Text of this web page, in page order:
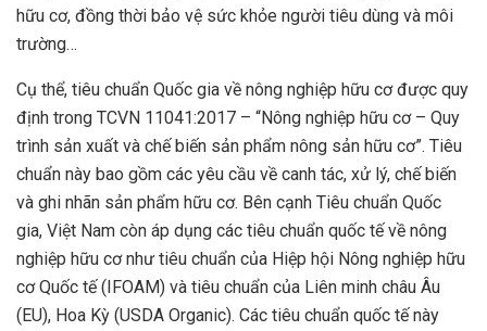
hữu cơ, đồng thời bảo vệ sức khỏe người tiêu dùng và môi
trường…
Cụ thể, tiêu chuẩn Quốc gia về nông nghiệp hữu cơ được quy
định trong TCVN 11041:2017 – “Nông nghiệp hữu cơ – Quy
trình sản xuất và chế biến sản phẩm nông sản hữu cơ”. Tiêu
chuẩn này bao gồm các yêu cầu về canh tác, xử lý, chế biến
và ghi nhãn sản phẩm hữu cơ. Bên cạnh Tiêu chuẩn Quốc
gia, Việt Nam còn áp dụng các tiêu chuẩn quốc tế về nông
nghiệp hữu cơ như tiêu chuẩn của Hiệp hội Nông nghiệp hữu
cơ Quốc tế (IFOAM) và tiêu chuẩn của Liên minh châu Âu
(EU), Hoa Kỳ (USDA Organic). Các tiêu chuẩn quốc tế này